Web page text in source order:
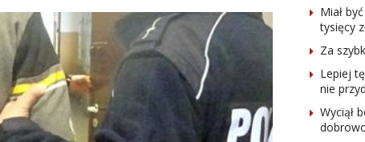
Miał
tysięcy
Za
Lepiej
nie
Wyciął